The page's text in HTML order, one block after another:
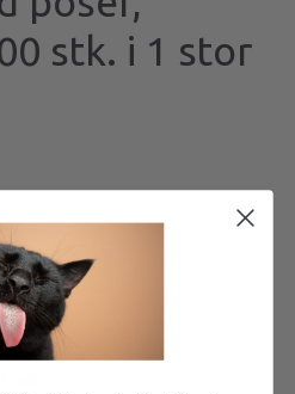
stk. i 1 stor
kommer igen